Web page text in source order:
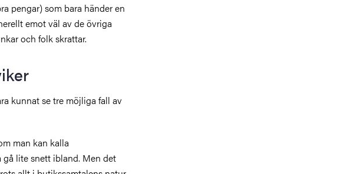
pengar) som bara händer en
emot väl av de övriga
och folk skrattar.
kunnat se tre möjliga fall av
man kan kalla
gå lite snett ibland. Men det